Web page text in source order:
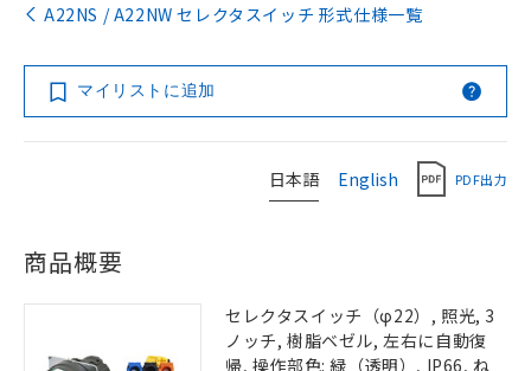
A22NS / A22NW セレクタスイッチ 形式仕様一覧
マイリストに追加
日本語 English PDF出力
商品概要
セレクタスイッチ（φ22）, 照光, 3
ノッチ, 樹脂ベゼル, 左右に自動復
帰, 操作部色: 緑（透明）, IP66, ね